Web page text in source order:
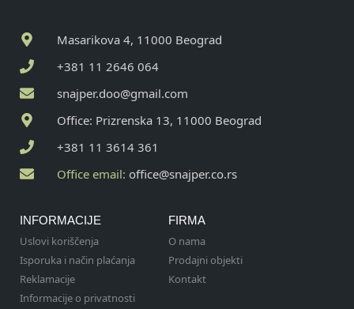
Masarikova 4, 11000 Beograd
+381 11 2646 064
snajper.doo@gmail.com
Office: Prizrenska 13, 11000 Beograd
+381 11 3614 361
Office email: office@snajper.co.rs
INFORMACIJE
Uslovi koriščenja
Isporuka i način plaćanja
Reklamacije
Informacije o privatnosti
FIRMA
O nama
Prodajni objekti
Kontakt